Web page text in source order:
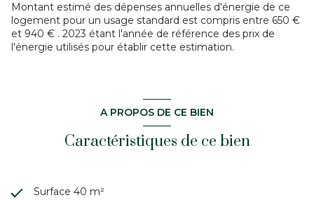
Montant estimé des dépenses annuelles d'énergie de ce
logement pour un usage standard est compris entre 650 €
et 940 € . 2023 étant l'année de référence des prix de
l'énergie utilisés pour établir cette estimation.
A PROPOS DE CE BIEN
Caractéristiques de ce bien
Surface 40 m²